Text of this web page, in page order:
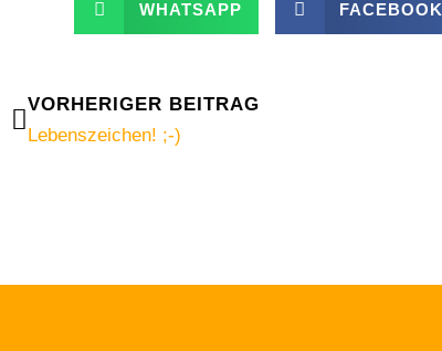
WHATSAPP FACEBOOK
Zurück
VORHERIGER BEITRAG
Lebenszeichen! ;-)